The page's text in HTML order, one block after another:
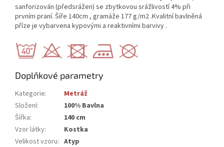
sanforizován (předsrážen) se zbytkovou srážlivostí 4% při
prvním praní. Šíře 140cm , gramáže 177 g/m2 .Kvalitní bavlněná
příze je vybarvena kypovými a reaktivními barvivy .
Doplňkové parametry
Kategorie:
Metráž
Složení:
100% Bavlna
Šířka:
140 cm
Vzor látky:
Kostka
Velikost vzoru: Atyp